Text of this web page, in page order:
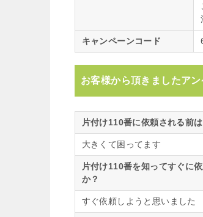
キャンペーンコード
お客様から頂きましたア
片付け110番に依頼される前
大きくて困ってます
片付け110番を知ってすぐに
か？
すぐ依頼しようと思いました